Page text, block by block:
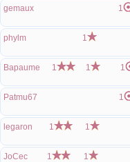
gemaux 1
phylm 1
Bapaume 1 1 1
Patmu67 1
legaron 1 1
JoCec 1 1